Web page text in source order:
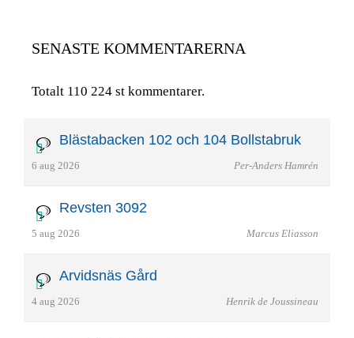
SENASTE KOMMENTARERNA
Totalt 110 224 st kommentarer.
Blästabacken 102 och 104 Bollstabruk
6 aug 2026 Per-Anders Hamrén
Revsten 3092
5 aug 2026 Marcus Eliasson
Arvidsnäs Gård
4 aug 2026 Henrik de Joussineau